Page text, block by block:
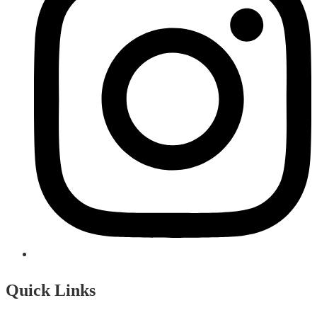
Quick Links